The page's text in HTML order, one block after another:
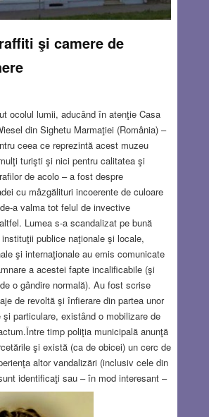
şi camere de
ocolul lumii, aducând în atenţie Casa
din Sighetu Marmaţiei (România) –
ceea ce reprezintă acest muzeu
turişti şi nici pentru calitatea şi
de acolo – a fost despre
cu mâzgălituri incoerente de culoare
a valma tot felul de invective
Lumea s-a scandalizat pe bună
publice naţionale şi locale,
şi internaţionale au emis comunicate
a acestei fapte incalificabile (şi
o gândire normală). Au fost scrise
de revoltă şi înfierare din partea unor
şi particulare, existând o mobilizare de
timp poliţia municipală anunţă
şi există (ca de obicei) un cerc de
altor vandalizări (inclusiv cele din
identificaţi sau – în mod interesant –
a fi „nişte adolescenţi rebeli” care
Descoperirea lor este şi mai